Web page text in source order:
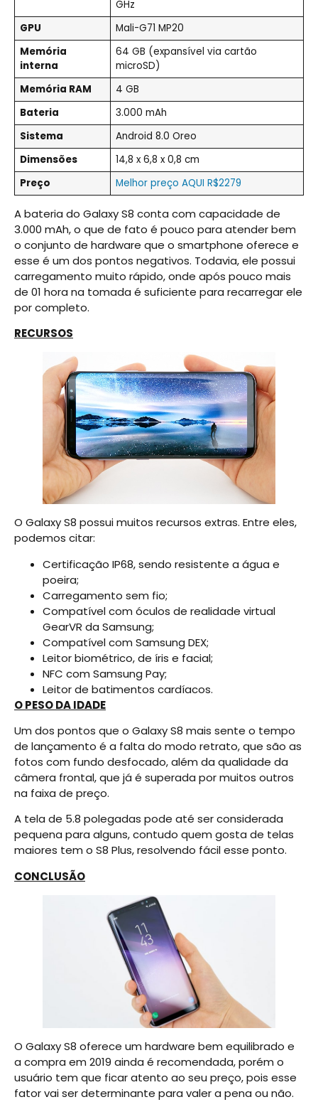
GHz
GPU
Mali-G71 MP20
Memória
interna
64 GB (expansível via cartão
microSD)
Memória RAM
4 GB
Bateria
3.000 mAh
Sistema
Android 8.0 Oreo
Dimensões
14,8 x 6,8 x 0,8 cm
Preço
Melhor preço AQUI R$2279
A bateria do Galaxy S8 conta com capacidade de
3.000 mAh, o que de fato é pouco para atender bem
o conjunto de hardware que o smartphone oferece e
esse é um dos pontos negativos. Todavia, ele possui
carregamento muito rápido, onde após pouco mais
de 01 hora na tomada é suficiente para recarregar ele
por completo.
RECURSOS
O Galaxy S8 possui muitos recursos extras. Entre eles,
podemos citar:
Certificação IP68, sendo resistente a água e
poeira;
Carregamento sem fio;
Compatível com óculos de realidade virtual
GearVR da Samsung;
Compatível com Samsung DEX;
Leitor biométrico, de íris e facial;
NFC com Samsung Pay;
Leitor de batimentos cardíacos.
O PESO DA IDADE
Um dos pontos que o Galaxy S8 mais sente o tempo
de lançamento é a falta do modo retrato, que são as
fotos com fundo desfocado, além da qualidade da
câmera frontal, que já é superada por muitos outros
na faixa de preço.
A tela de 5.8 polegadas pode até ser considerada
pequena para alguns, contudo quem gosta de telas
maiores tem o S8 Plus, resolvendo fácil esse ponto.
CONCLUSÃO
O Galaxy S8 oferece um hardware bem equilibrado e
a compra em 2019 ainda é recomendada, porém o
usuário tem que ficar atento ao seu preço, pois esse
fator vai ser determinante para valer a pena ou não.